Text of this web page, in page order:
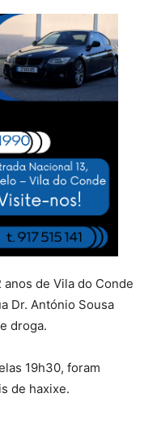
de Vila do Conde
Dr. António Sousa
droga.
19h30, foram
de haxixe.